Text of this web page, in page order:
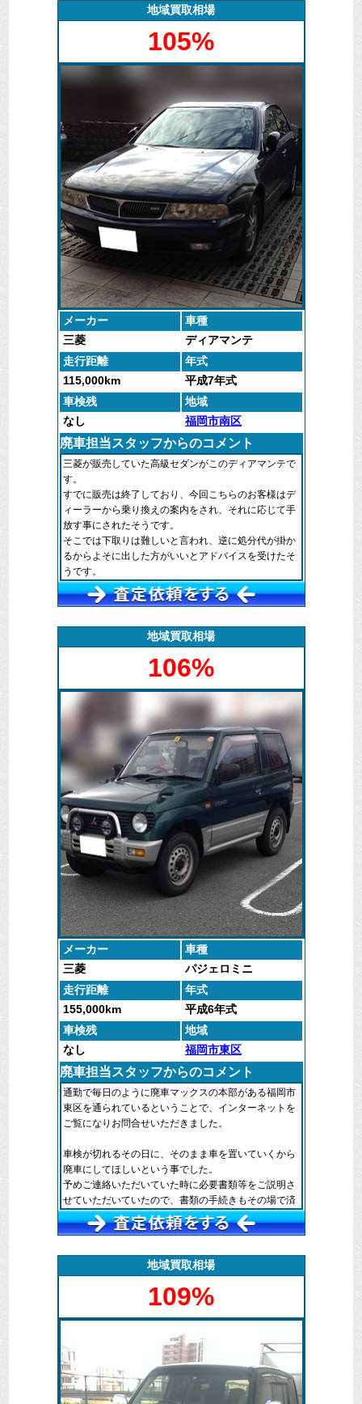
パジェロは海外でも人気があるのですが、２ドアのジ
ュニアとなると扱いが別物となってしまいます。
ですが、廃車マックスでは大手の様に価値のつかない
車輛に対して引取に費用の発生するようなことはござ
いません。
このような車輛でも鉄資源としての有効活用できる提
携先との取引が可能なため、お客様に後々請求するよ
うなことをしなくても問題ないためです。
地域買取相場
105%
メーカー
車種
三菱
ディアマンテ
走行距離
年式
115,000km
平成7年式
車検残
地域
なし
福岡市南区
廃車担当スタッフからのコメント
三菱が販売していた高級セダンがこのディアマンテで
す。
すでに販売は終了しており、今回こちらのお客様はデ
ィーラーから乗り換えの案内をされ、それに応じて手
放す事にされたそうです。
そこでは下取りは難しいと言われ、逆に処分代が掛か
るからよそに出した方がいいとアドバイスを受けたそ
うです。
その後、ネットへ廃車マックスをご覧になり、お問合
せいただきました。
抹消後はきちんと完了通知を陸運局で発行してもら
い、お客様の元へお送りさせていただきました。
地域買取相場
106%
メーカー
車種
三菱
パジェロミニ
走行距離
年式
155,000km
平成6年式
車検残
地域
なし
福岡市東区
廃車担当スタッフからのコメント
通勤で毎日のように廃車マックスの本部がある福岡市
東区を通られているということで、インターネットを
ご覧になりお問合せいただきました。
車検が切れるその日に、そのまま車を置いていくから
廃車にしてほしいという事でした。
予めご連絡いただいていた時に必要書類等をご説明さ
せていただいていたので、書類の手続きもその場で済
ませることが出来ました。
引取後は提携先の解体業者に車輌を引取に来てもら
地域買取相場
109%